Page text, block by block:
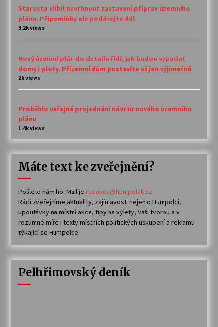
Starosta slíbil navrhnout zastavení příprav územního
plánu. Připomínky ale podávejte dál
3.2k views
Nový územní plán do detailu řídí, jak budou vypadat
domy i ploty. Přízemní dům postavíte už jen výjimečně
2k views
Proběhlo veřejné projednání návrhu nového územního
plánu
1.4k views
Máte text ke zveřejnění?
Pošlete nám ho. Mail je redakce@humpolak.cz
Rádi zveřejníme aktuality, zajímavosti nejen o Humpolci,
upoutávky na místní akce, tipy na výlety, Vaši tvorbu a v
rozumné míře i texty místních politických uskupení a reklamu
týkající se Humpolce.
Pelhřimovský deník